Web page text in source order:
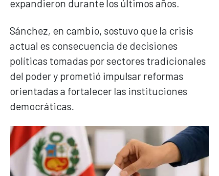
expandieron durante los últimos años.
Sánchez, en cambio, sostuvo que la crisis
actual es consecuencia de decisiones
políticas tomadas por sectores tradicionales
del poder y prometió impulsar reformas
orientadas a fortalecer las instituciones
democráticas.